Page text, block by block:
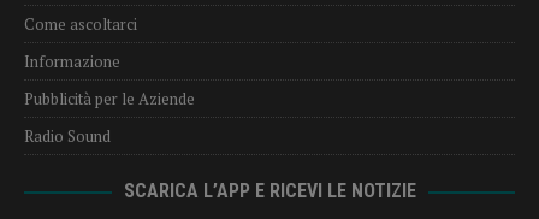
Come ascoltarci
Informazione
Pubblicità per le Aziende
Radio Sound
SCARICA L’APP E RICEVI LE NOTIZIE